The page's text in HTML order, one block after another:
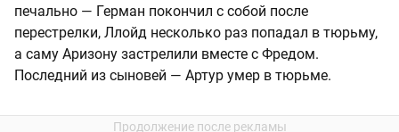
печально — Герман покончил с собой после
перестрелки, Ллойд несколько раз попадал в тюрьму,
а саму Аризону застрелили вместе с Фредом.
Последний из сыновей — Артур умер в тюрьме.